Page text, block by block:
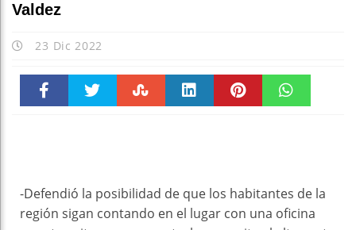
Valdez
23 Dic 2022
-Defendió la posibilidad de que los habitantes de la
región sigan contando en el lugar con una oficina